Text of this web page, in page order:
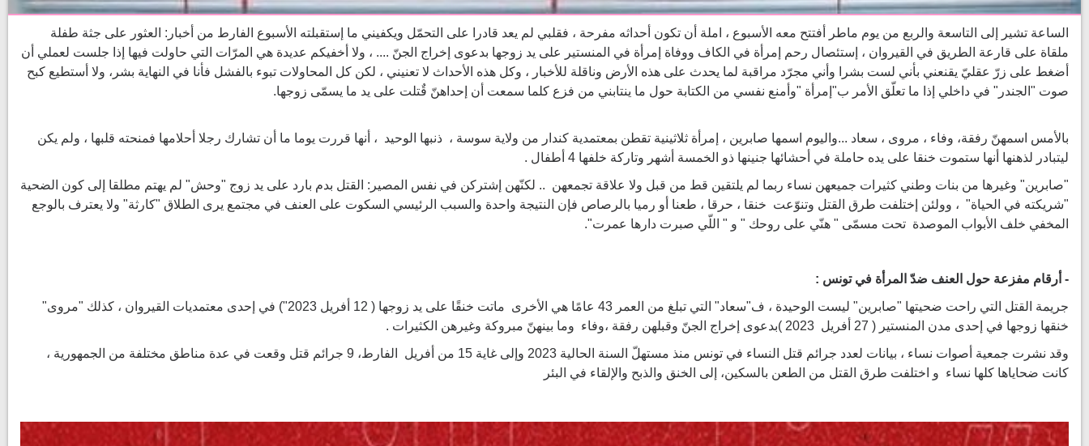
الساعة تشير إلى التاسعة والربع من يوم ماطر أفتتح معه الأسبوع ، املة أن تكون أحداثه مفرحة ، فقلبي لم يعد قادرا على التحمّل ويكفيني ما إستقبلته الأسبوع الفارط من أخبار: العثور على جثة طفلة
ملقاة على قارعة الطريق في القيروان ، إستئصال رحم إمرأة في الكاف ووفاة إمرأة في المنستير على يد زوجها بدعوى إخراج الجنّ .... ، ولا أخفيكم عديدة هي المرّات التي حاولت فيها إذا جلست لعملي أن
أضغط على زرّ عقليّ يقنعني بأني لست بشرا وأني مجرّد مراقبة لما يحدث على هذه الأرض وناقلة للأخبار ، وكل هذه الأحداث لا تعنيني ، لكن كل المحاولات تبوء بالفشل فأنا في النهاية بشر، ولا أستطيع كبح
صوت "الجندر" في داخلي إذا ما تعلّق الأمر ب"إمرأة "وأمنع نفسي من الكتابة حول ما ينتابني من فزع كلما سمعت أن إحداهنّ قٌتلت على يد ما يسمّى زوجها.
بالأمس اسمهنّ رفقة، وفاء ، مروى ، سعاد ...واليوم اسمها صابرين ، إمرأة ثلاثينية تقطن بمعتمدية كندار من ولاية سوسة ، ذنبها الوحيد ، أنها قررت يوما ما أن تشارك رجلا أحلامها فمنحته قلبها ، ولم يكن
ليتبادر لذهنها أنها ستموت خنقا على يده حاملة في أحشائها جنينها ذو الخمسة أشهر وتاركة خلفها 4 أطفال .
"صابرين" وغيرها من بنات وطني كثيرات جميعهن نساء ربما لم يلتقين قط من قبل ولا علاقة تجمعهن .. لكنّهن إشتركن في نفس المصير: القتل بدم بارد على يد زوج "وحش" لم يهتم مطلقا إلى كون الضحية
"شريكته في الحياة" ، وولئن إختلفت طرق القتل وتنوّعت خنقا ، حرقا ، طعنا أو رميا بالرصاص فإن النتيجة واحدة والسبب الرئيسي السكوت على العنف في مجتمع يرى الطلاق "كارثة" ولا يعترف بالوجع
المخفي خلف الأبواب الموصدة تحت مسمّى " هنّي على روحك " و " اللّي صبرت دارها عمرت".
- أرقام مفزعة حول العنف ضدّ المرأة في تونس :
جريمة القتل التي راحت ضحيتها "صابرين" ليست الوحيدة ، ف"سعاد" التي تبلغ من العمر 43 عامًا هي الأخرى ماتت خنقًا على يد زوجها ( 12 أفريل 2023") في إحدى معتمديات القيروان ، كذلك "مروى"
خنقها زوجها في إحدى مدن المنستير ( 27 أفريل 2023 )بدعوى إخراج الجنّ وقبلهن رفقة ،وفاء وما بينهنّ مبروكة وغيرهن الكثيرات .
وقد نشرت جمعية أصوات نساء ، بيانات لعدد جرائم قتل النساء في تونس منذ مستهلّ السنة الحالية 2023 وإلى غاية 15 من أفريل الفارط، 9 جرائم قتل وقعت في عدة مناطق مختلفة من الجمهورية ،
كانت ضحاياها كلها نساء و اختلفت طرق القتل من الطعن بالسكين، إلى الخنق والذبح والإلقاء في البئر